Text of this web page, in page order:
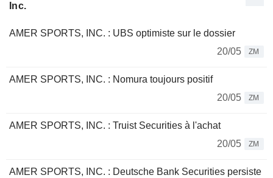
Inc.
AMER SPORTS, INC. : UBS optimiste sur le dossier
20/05
ZM
AMER SPORTS, INC. : Nomura toujours positif
20/05
ZM
AMER SPORTS, INC. : Truist Securities à l'achat
20/05
ZM
AMER SPORTS, INC. : Deutsche Bank Securities persiste